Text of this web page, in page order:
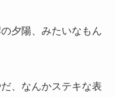
夕陽、みたいなもん
、なんかステキな表